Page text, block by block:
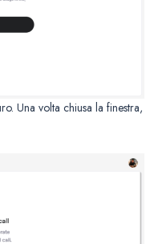
Una volta chiusa la finestra,